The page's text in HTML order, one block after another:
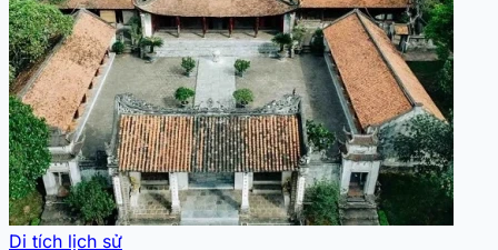
Di tích lịch sử